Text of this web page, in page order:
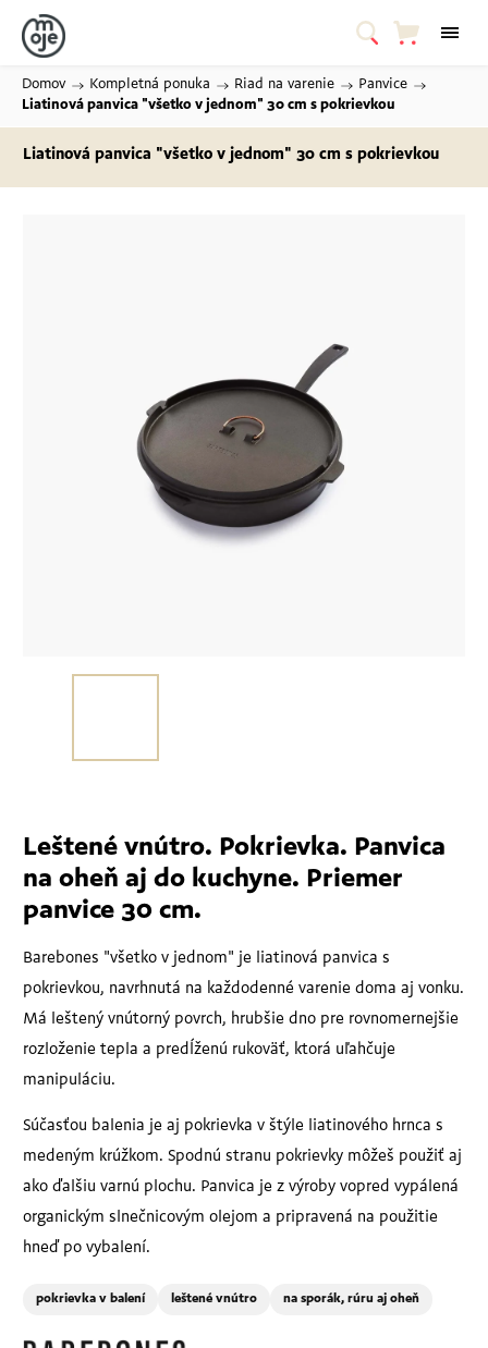
Domov / Kompletná ponuka / Riad na varenie / Panvice /
Liatinová panvica "všetko v jednom" 30 cm s pokrievkou
Liatinová panvica "všetko v jednom" 30 cm s pokrievkou
Leštené vnútro. Pokrievka. Panvica
na oheň aj do kuchyne. Priemer
panvice 30 cm.
Barebones "všetko v jednom" je liatinová panvica s
pokrievkou, navrhnutá na každodenné varenie doma aj vonku.
Má leštený vnútorný povrch, hrubšie dno pre rovnomernejšie
rozloženie tepla a predĺženú rukoväť, ktorá uľahčuje
manipuláciu.
Súčasťou balenia je aj pokrievka v štýle liatinového hrnca s
medeným krúžkom. Spodnú stranu pokrievky môžeš použiť aj
ako ďalšiu varnú plochu. Panvica je z výroby vopred vypálená
organickým slnečnicovým olejom a pripravená na použitie
hneď po vybalení.
pokrievka v balení leštené vnútro na sporák, rúru aj oheň